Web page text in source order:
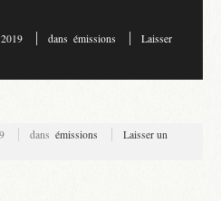
dans émissions
Laisser
dans émissions
Laisser un